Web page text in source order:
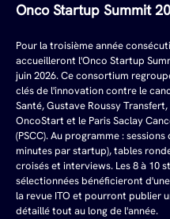
Onco Startup Summit
Pour la troisième année
accueilleront l'Onco Startup
juin 2026. Ce consortium
clés de l'innovation contre le
Santé, Gustave Roussy Transfert,
OncoStart et le Paris Saclay
(PSCC). Au programme :
minutes par startup), tables
croisés et interviews. Les 8 à 10
sélectionnées bénéficieront
la revue ITO et pourront publier
détaillé tout au long de l'année.